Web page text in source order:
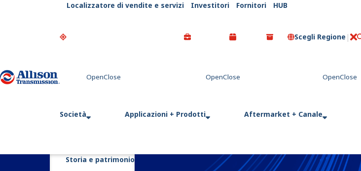
Go Home
Localizzatore di vendite e servizi Investitori Fornitori HUB
Scegli Regione
Società
Storia e patrimonio
Applicazioni + Prodotti Aftermarket + Canale